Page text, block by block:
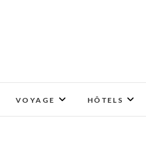
VOYAGE HÔTELS